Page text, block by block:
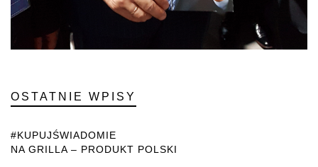
OSTATNIE WPISY
#KUPUJŚWIADOMIE
NA GRILLA – PRODUKT POLSKI